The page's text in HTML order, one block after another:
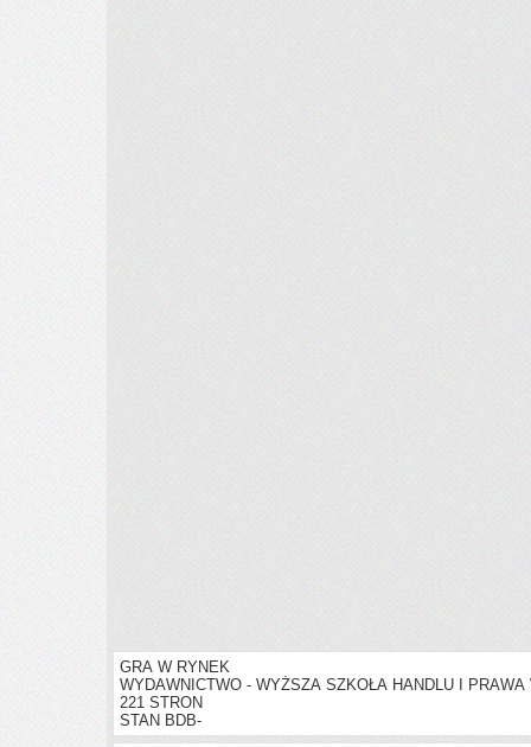
GRA W RYNEK
WYDAWNICTWO - WYŻSZA SZKOŁA HANDLU I
221 STRON
STAN BDB-